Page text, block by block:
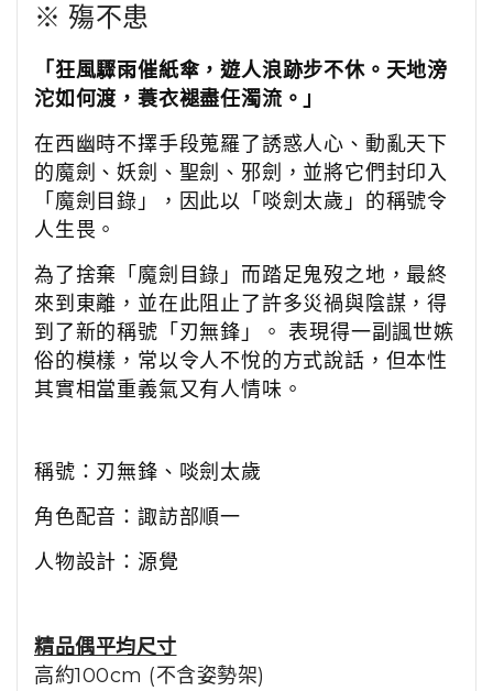
※ 殤不患
「狂風驟雨催紙傘，遊人浪跡步不休。天地滂
沱如何渡，蓑衣褪盡任濁流。」
在西幽時不擇手段蒐羅了誘惑人心、動亂天下
的魔劍、妖劍、聖劍、邪劍，並將它們封印入
「魔劍目錄」，因此以「啖劍太歲」的稱號令
人生畏。
為了捨棄「魔劍目錄」而踏足鬼歿之地，最終
來到東離，並在此阻止了許多災禍與陰謀，得
到了新的稱號「刃無鋒」。 表現得一副諷世嫉
俗的模樣，常以令人不悅的方式說話，但本性
其實相當重義氣又有人情味。
稱號：刃無鋒、啖劍太歲
角色配音：諏訪部順一
人物設計：源覺
精品偶平均尺寸
高約100cm (不含姿勢架)